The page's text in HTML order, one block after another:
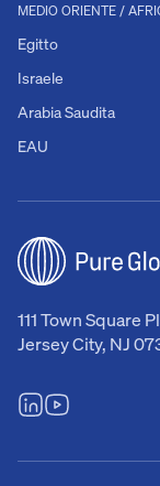
111 Town Square
Jersey City, NJ
MEDIO ORIENTE /
Egitto
Israele
Arabia Saudita
EAU